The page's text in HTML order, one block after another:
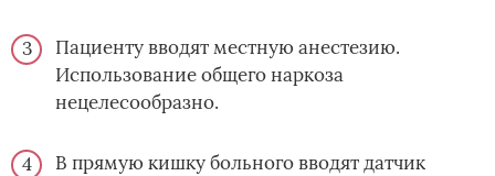
Пациенту вводят местную анестезию.
Использование общего наркоза
нецелесообразно.
В прямую кишку больного вводят датчик